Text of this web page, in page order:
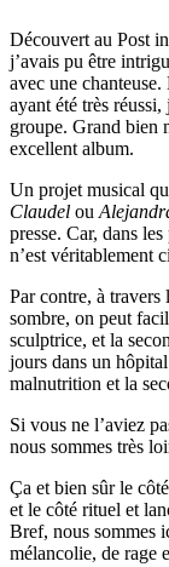
Découvert au Post
j’avais pu être
avec une
ayant été très
groupe. Grand bien
excellent album.
Un projet musical
Claudel ou
presse. Car, dans
n’est véritablement
Par contre, à travers
sombre, on peut
sculptrice, et la
jours dans un
malnutrition et la
Si vous ne l’aviez
nous sommes très
Ça et bien sûr le
et le côté rituel et
Bref, nous sommes
mélancolie, de rage